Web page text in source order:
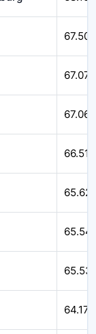
67.509
67.079
67.065
66.518
64.171